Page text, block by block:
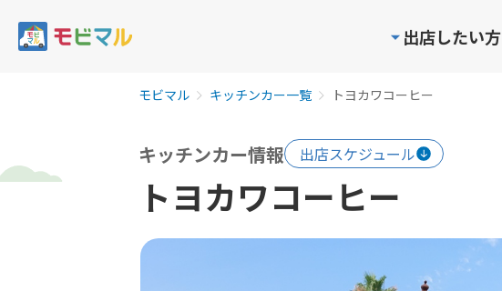
出店したい方
モビマル キッチンカー一覧 トヨカワコーヒー
キッチンカー情報 出店スケジュール
トヨカワコーヒー